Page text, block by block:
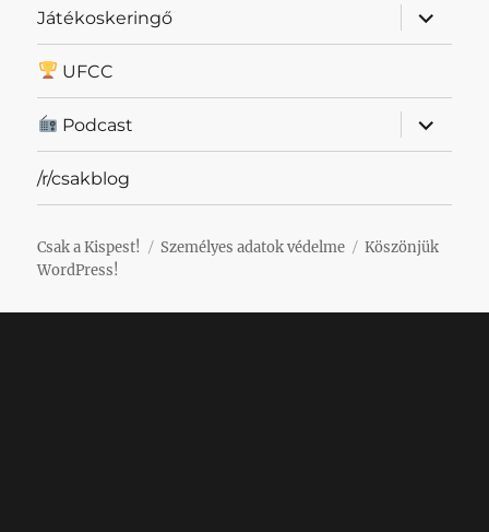
Játékoskeringő
almenü
UFCC
Podcast
almenü
/r/csakblog
Csak a Kispest! Személyes adatok védelme
Köszönjük
WordPress!